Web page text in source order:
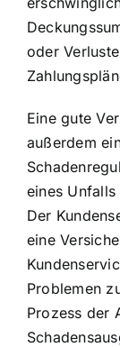
oder
Eine gute
außerdem
eines
Der
eine
Problemen
Prozess der